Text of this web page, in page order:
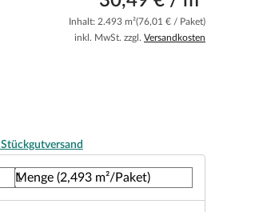
Inhalt: 2.493 m²(76,01 € / Paket)
inkl. MwSt. zzgl. Versandkosten
Menge (2,493 m²/Paket)